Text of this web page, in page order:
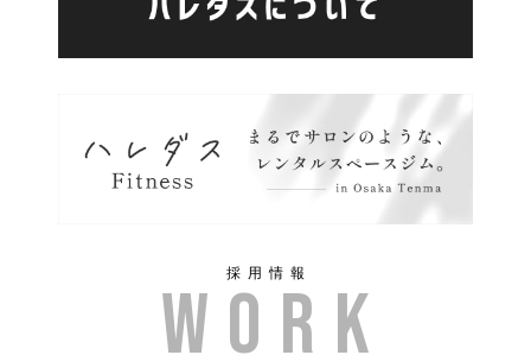
採用情報